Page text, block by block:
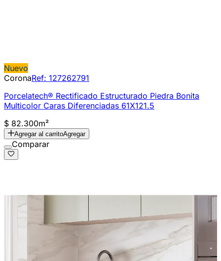
Nuevo
CoronaRef: 127262791
Porcelatech® Rectificado Estructurado Piedra Bonita
Multicolor Caras Diferenciadas 61X121.5
$ 82.300m²
Agregar al carritoAgregar
Comparar